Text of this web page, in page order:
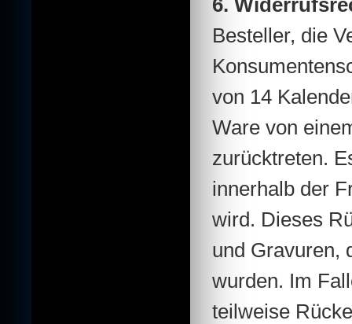
6.
Besteller, die
von 14
Ware von
zurücktreten.
innerhalb der
wird. Dieses
und Gravuren,
wurden. Im
teilweise